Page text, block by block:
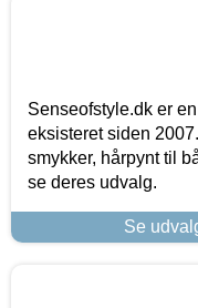
Senseofstyle.dk er
eksisteret siden
smykker, hårpynt til
se deres udvalg.
Se